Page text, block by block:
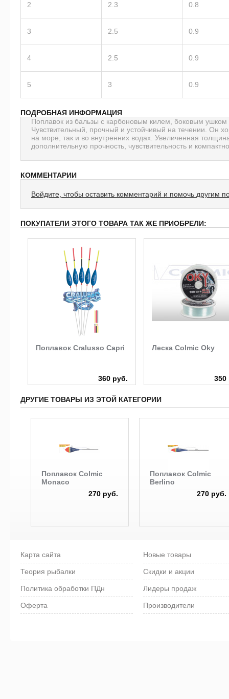
2 2.3 0.8
3 2.5 0.9
4 2.5 0.9
5 3 0.9
ПОДРОБНАЯ ИНФОРМАЦИЯ
Поплавок из бальзы с карбоновым килем, боковым ушком
Чувствительный, прочный и устойчивый на течении. Он
на море, так и во внутренних водах. Увеличенная
дополнительную прочность, чувствительность и
КОММЕНТАРИИ
Войдите, чтобы оставить комментарий и помочь другим
ПОКУПАТЕЛИ ЭТОГО ТОВАРА ТАК ЖЕ ПРИОБРЕЛИ:
Поплавок Cralusso Capri
360 руб.
Леска Colmic Oky
350
ДРУГИЕ ТОВАРЫ ИЗ ЭТОЙ КАТЕГОРИИ
Поплавок Colmic
Monaco
270 руб.
Поплавок Colmic
Berlino
270 руб.
Карта сайта
Теория рыбалки
Политика обработки ПДн
Оферта
Новые товары
Скидки и акции
Лидеры продаж
Производители